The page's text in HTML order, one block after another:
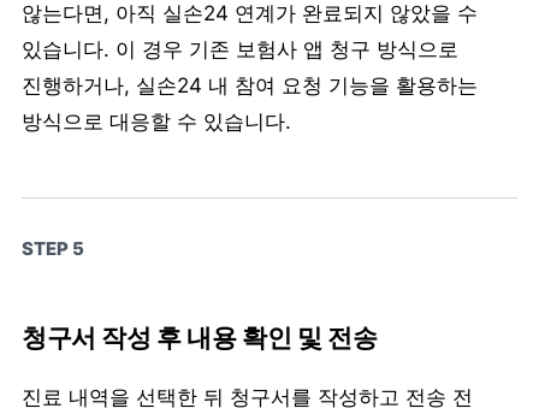
않는다면, 아직 실손24 연계가 완료되지 않았을 수
있습니다. 이 경우 기존 보험사 앱 청구 방식으로
진행하거나, 실손24 내 참여 요청 기능을 활용하는
방식으로 대응할 수 있습니다.
STEP 5
청구서 작성 후 내용 확인 및 전송
진료 내역을 선택한 뒤 청구서를 작성하고 전송 전